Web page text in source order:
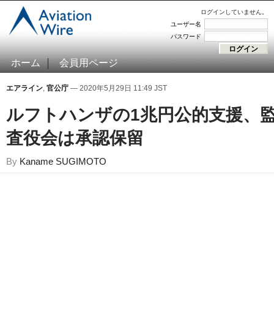
ログインしていません。
ユーザー名
パスワード
ホーム 会員用ページ
エアライン, 官公庁 — 2020年5月29日 11:49 JST
ルフトハンザの1兆円公的支援、
査役会は承認保留
By Kaname SUGIMOTO